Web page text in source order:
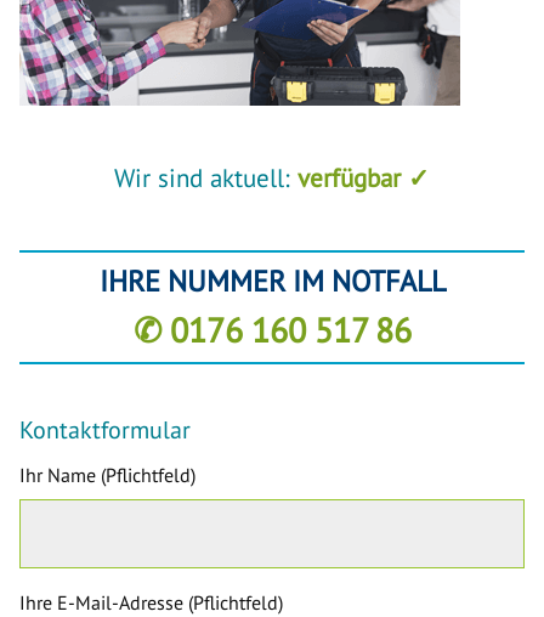
Wir sind aktuell: verfügbar ✓
IHRE NUMMER IM NOTFALL
✆ 0176 160 517 86
Kontaktformular
Ihr Name (Pflichtfeld)
Ihre E-Mail-Adresse (Pflichtfeld)